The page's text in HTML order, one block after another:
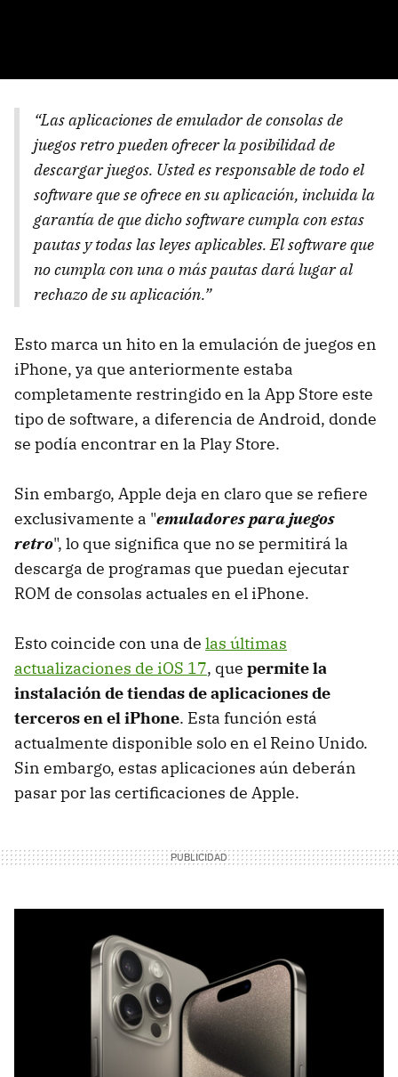
“Las aplicaciones de emulador de consolas de
juegos retro pueden ofrecer la posibilidad de
descargar juegos. Usted es responsable de todo el
software que se ofrece en su aplicación, incluida la
garantía de que dicho software cumpla con estas
pautas y todas las leyes aplicables. El software que
no cumpla con una o más pautas dará lugar al
rechazo de su aplicación.”
Esto marca un hito en la emulación de juegos en
iPhone, ya que anteriormente estaba
completamente restringido en la App Store este
tipo de software, a diferencia de Android, donde
se podía encontrar en la Play Store.
Sin embargo, Apple deja en claro que se refiere
exclusivamente a "emuladores para juegos
retro", lo que significa que no se permitirá la
descarga de programas que puedan ejecutar
ROM de consolas actuales en el iPhone.
Esto coincide con una de las últimas
actualizaciones de iOS 17, que permite la
instalación de tiendas de aplicaciones de
terceros en el iPhone. Esta función está
actualmente disponible solo en el Reino Unido.
Sin embargo, estas aplicaciones aún deberán
pasar por las certificaciones de Apple.